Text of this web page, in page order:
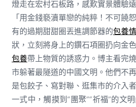
燈走在宏村石板路，感歎實景體驗
「用金錢褻瀆單戀的純粹！不可饒
有的過期甜甜圈丟進調節器的包養
狀，立刻將身上的鑽石項圈扔向金
包養帶上物質的誘惑力。博主看完
市躲著最隧道的中國文明。他們不
是包餃子、寫對聯、逛集市的介入
一式中，觸摸到“團聚”“祈福”的文